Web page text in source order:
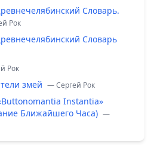
Словарь.
Рок
Словарь
Рок
змей — Сергей Рок
Instantia»
Ближайшего Часа) —